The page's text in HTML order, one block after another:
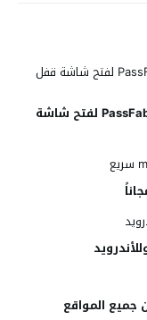
كيفية استخدام برنامج PassFab iPhone Unlocker لفتح شاشة
جميع المواقع